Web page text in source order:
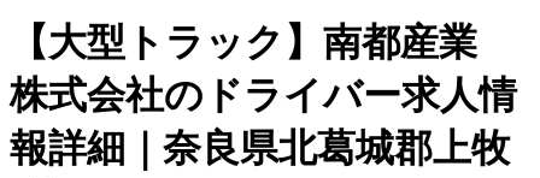
【大型トラック】南都産業
株式会社のドライバー求人情
報詳細｜奈良県北葛城郡上牧